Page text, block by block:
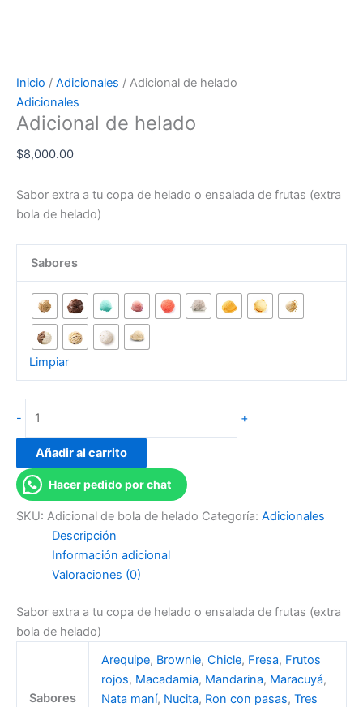
Inicio / Adicionales / Adicional de helado
Adicionales
Adicional de helado
$8,000.00
Sabor extra a tu copa de helado o ensalada de frutas (extra
bola de helado)
Sabores
Limpiar
- +
Añadir al carrito
Hacer pedido por chat
SKU: Adicional de bola de helado Categoría: Adicionales
Descripción
Información adicional
Valoraciones (0)
Sabor extra a tu copa de helado o ensalada de frutas (extra
bola de helado)
Sabores
Arequipe, Brownie, Chicle, Fresa, Frutos
rojos, Macadamia, Mandarina, Maracuyá,
Nata maní, Nucita, Ron con pasas, Tres